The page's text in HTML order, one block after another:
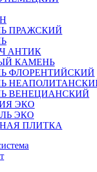
ПРАЖСКИЙ
АНТИК
КАМЕНЬ
ФЛОРЕНТИЙСКИЙ
ВЕНЕЦИАНСКИЙ
ЭКО
ЭКО
ПЛИТКА